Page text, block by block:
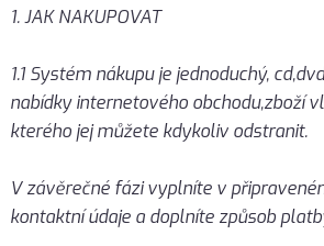
1. JAK NAKUPOVAT
1.1 Systém nákupu je jednoduchý,
nabídky internetového obchodu,zboží
kterého jej můžete kdykoliv odstranit.
V závěrečné fázi vyplníte v
kontaktní údaje a doplníte způsob